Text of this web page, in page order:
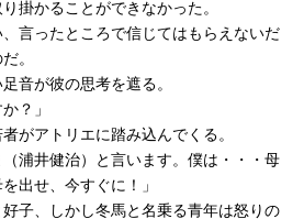
掛かることができなかった。
言ったところで信じてはもらえないだ
。
音が彼の思考を遮る。
？」
がアトリエに踏み込んでくる。
（浦井健治）と言います。僕は・・・母
出せ、今すぐに！」
子、しかし冬馬と名乗る青年は怒りの